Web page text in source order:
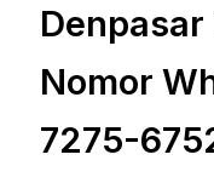
Nomor
7275-